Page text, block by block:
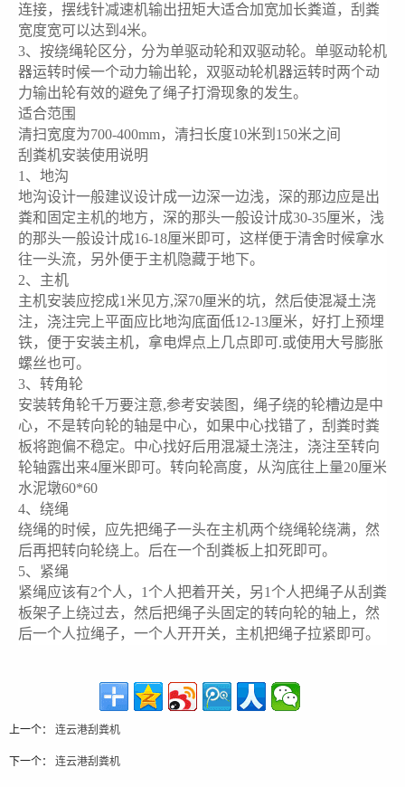
连接，摆线针减速机输出扭矩大适合加宽加长粪道，刮粪
宽度宽可以达到4米。
3、按绕绳轮区分，分为单驱动轮和双驱动轮。单驱动轮机
器运转时候一个动力输出轮，双驱动轮机器运转时两个动
力输出轮有效的避免了绳子打滑现象的发生。
适合范围
清扫宽度为700-400mm，清扫长度10米到150米之间
刮粪机安装使用说明
1、地沟
地沟设计一般建议设计成一边深一边浅，深的那边应是出
粪和固定主机的地方，深的那头一般设计成30-35厘米，浅
的那头一般设计成16-18厘米即可，这样便于清舍时候拿水
往一头流，另外便于主机隐藏于地下。
2、主机
主机安装应挖成1米见方,深70厘米的坑，然后使混凝土浇
注，浇注完上平面应比地沟底面低12-13厘米，好打上预埋
铁，便于安装主机，拿电焊点上几点即可.或使用大号膨胀
螺丝也可。
3、转角轮
安装转角轮千万要注意,参考安装图，绳子绕的轮槽边是中
心，不是转向轮的轴是中心，如果中心找错了，刮粪时粪
板将跑偏不稳定。中心找好后用混凝土浇注，浇注至转向
轮轴露出来4厘米即可。转向轮高度，从沟底往上量20厘米
水泥墩60*60
4、绕绳
绕绳的时候，应先把绳子一头在主机两个绕绳轮绕满，然
后再把转向轮绕上。后在一个刮粪板上扣死即可。
5、紧绳
紧绳应该有2个人，1个人把着开关，另1个人把绳子从刮粪
板架子上绕过去，然后把绳子头固定的转向轮的轴上，然
后一个人拉绳子，一个人开开关，主机把绳子拉紧即可。
上一个： 连云港刮粪机
下一个： 连云港刮粪机